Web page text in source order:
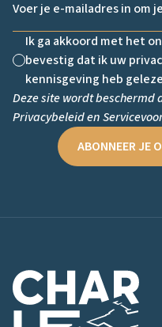
Non cochée
Ik ga akkoord met het
bevestig dat ik uw
kennisgeving heb
Deze site wordt beschermd
Privacybeleiden
ABONNEER JE